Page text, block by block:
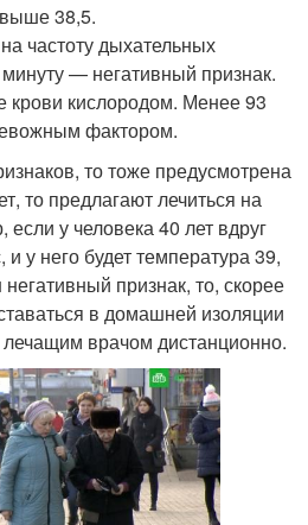
38,5.
частоту дыхательных
— негативный признак.
кислородом. Менее 93
фактором.
то тоже предусмотрена
то предлагают лечиться на
у человека 40 лет вдруг
у него будет температура 39,
негативный признак, то, скорее
в домашней изоляции
врачом дистанционно.